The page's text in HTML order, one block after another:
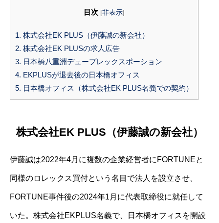
目次 [非表示]
1. 株式会社EK PLUS（伊藤誠の新会社）
2. 株式会社EK PLUSの求人広告
3. 日本橋八重洲デュープレックスポーション
4. EKPLUSが退去後の日本橋オフィス
5. 日本橋オフィス（株式会社EK PLUS名義での契約）
株式会社EK PLUS（伊藤誠の新会社）
伊藤誠は2022年4月に複数の企業経営者にFORTUNEと
同様のロレックス買付という名目で法人を設立させ、
FORTUNE事件後の2024年1月に代表取締役に就任して
いた。株式会社EKPLUS名義で、日本橋オフィスを開設